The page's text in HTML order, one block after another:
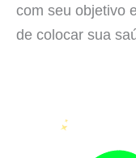
com seu objetivo
de colocar sua